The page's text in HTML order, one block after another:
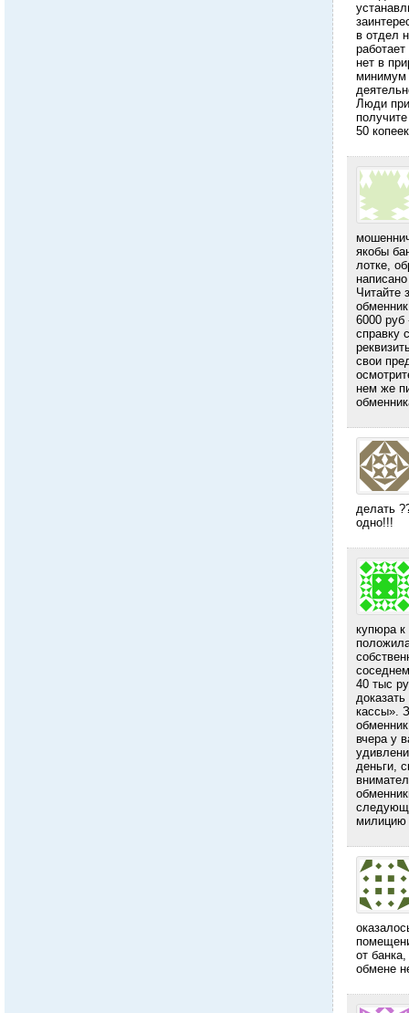
в отдел
нет в
минимум
Люди
50
якобы
лотке,
Читайте
6000
справку
свои
нем же
делать
одно!!!
купюра к
40 тыс
кассы».
вчера у
деньги,
милицию
от
обмене